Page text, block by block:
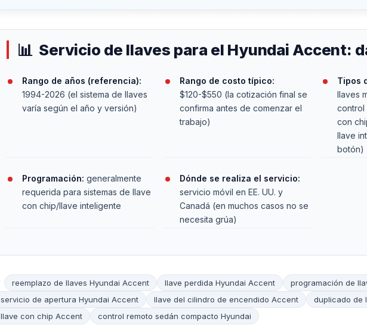
Servicio de llaves para el Hyundai Accent:
Rango de años (referencia):
1994-2026 (el sistema de llaves
varía según el año y versión)
Rango de costo típico:
$120-$550 (la cotización final se
confirma antes de comenzar el
trabajo)
Tipos
llaves
control
con
llave
botón)
Programación: generalmente
requerida para sistemas de llave
con chip/llave inteligente
Dónde se realiza el servicio:
servicio móvil en EE. UU. y
Canadá (en muchos casos no se
necesita grúa)
reemplazo de llaves Hyundai Accent llave perdida Hyundai Accent
programación de
servicio de apertura Hyundai Accent
llave del cilindro de encendido Accent
duplicado de
llave con chip Accent
control remoto sedán compacto Hyundai